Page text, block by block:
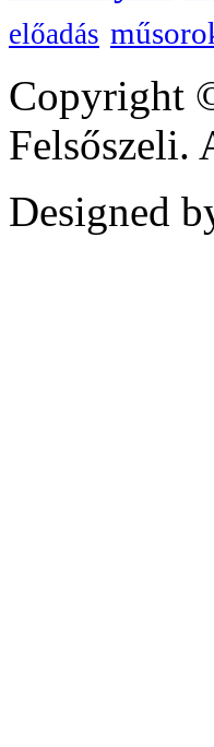
előadás
Copyright
Felsőszeli.
Designed